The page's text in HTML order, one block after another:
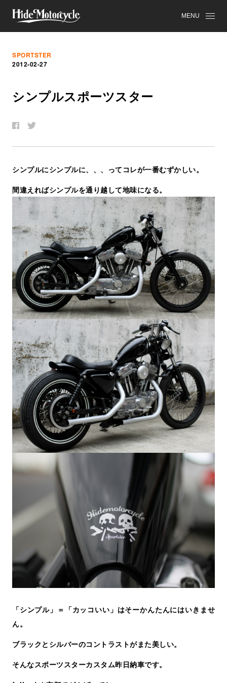
MENU
SPORTSTER
2012-02-27
シンプルスポーツスター
シンプルにシンプルに、、、ってコレが一番むずかしい。
間違えればシンプルを通り越して地味になる。
「シンプル」＝「カッコいい」はそーかんたんにはいきませ
ん。
ブラックとシルバーのコントラストがまた美しい。
そんなスポーツスターカスタム昨日納車です。